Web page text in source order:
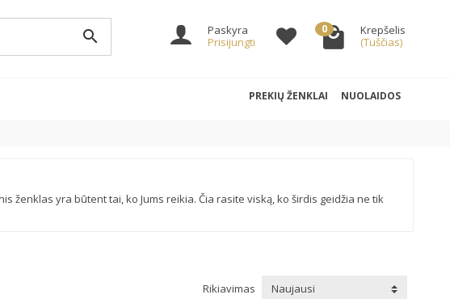
search
Paskyra
Prisijungti
0
Krepšelis
(Tuščias)
PREKIŲ ŽENKLAI NUOLAIDOS
yra būtent tai, ko Jums reikia. Čia rasite viską, ko širdis geidžia ne tik
Rikiavimas Naujausi